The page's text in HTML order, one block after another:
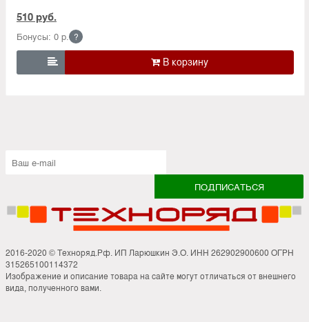
510 руб.
Бонусы: 0 р. ?

2016-2020 © Техноряд.Рф. ИП Ларюшкин Э.О. ИНН 262902900600 ОГРН
315265100114372
Изображение и описание товара на сайте могут отличаться от внешнего
вида, полученного вами.